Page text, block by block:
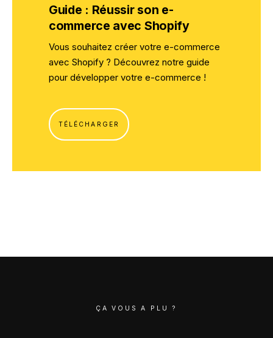
Guide : Réussir son e-
commerce avec Shopify
Vous souhaitez créer votre e-commerce
avec Shopify ? Découvrez notre guide
pour développer votre e-commerce !
TÉLÉCHARGER
ÇA VOUS A PLU ?